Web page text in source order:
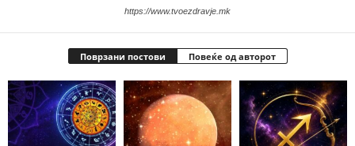
https://www.tvoezdravje.mk
Поврзани постови Повеќе од авторот